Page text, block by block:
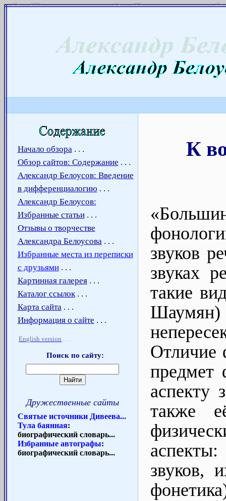
Начало обзора. . .
Обзор сайтов: Содержание . . .
Александр Белоусов: Введение
в дифференциалогию . . .
Александр Белоусов:
Избранные статьи. . .
Отзывы о творчестве
Александра Белоусова. . .
Избранные места из переписки
с друзьями. . .
Картинная галерея. . .
Каталог ссылок. . .
Карта сайта. . .
Информация о сайте . . .
English version . . .
Поиск по сайту:
Дружественные сайты
Святые источники Дивеева...
Тула баянная:
биографический словарь...
Избранные автографы:
биографический словарь...
К
звуков
звуках
такие
Шаумян)
Отличие
предмет
аспекту
также
звуков,